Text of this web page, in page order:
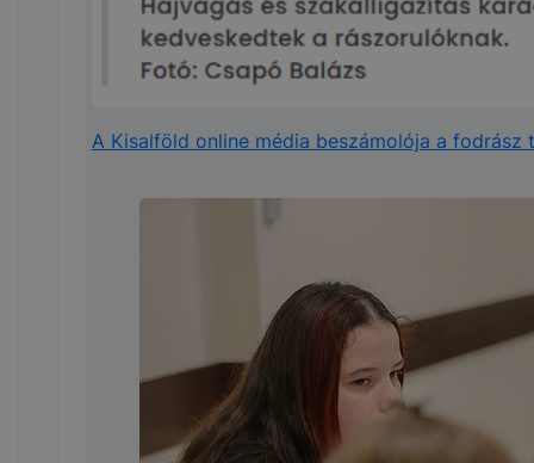
A Kisalföld online média beszámolója a